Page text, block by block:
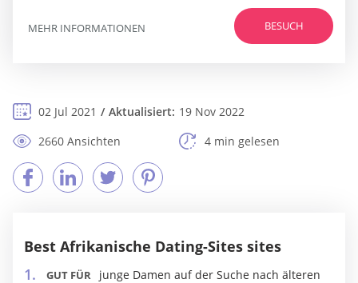
BESUCH
MEHR INFORMATIONEN
02 Jul 2021 Aktualisiert: 19 Nov 2022
2660 Ansichten
4 min gelesen
Best Afrikanische Dating-Sites sites
GUT FÜR
junge Damen auf der Suche nach älteren